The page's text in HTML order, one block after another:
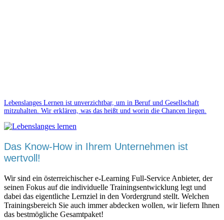
Lebenslanges Lernen ist unverzichtbar, um in Beruf und Gesellschaft
mitzuhalten. Wir erklären, was das heißt und worin die Chancen liegen.
Das Know-How in Ihrem Unternehmen ist
wertvoll!
Wir sind ein österreichischer e-Learning Full-Service Anbieter, der
seinen Fokus auf die individuelle Trainingsentwicklung legt und
dabei das eigentliche Lernziel in den Vordergrund stellt. Welchen
Trainingsbereich Sie auch immer abdecken wollen, wir liefern Ihnen
das bestmögliche Gesamtpaket!